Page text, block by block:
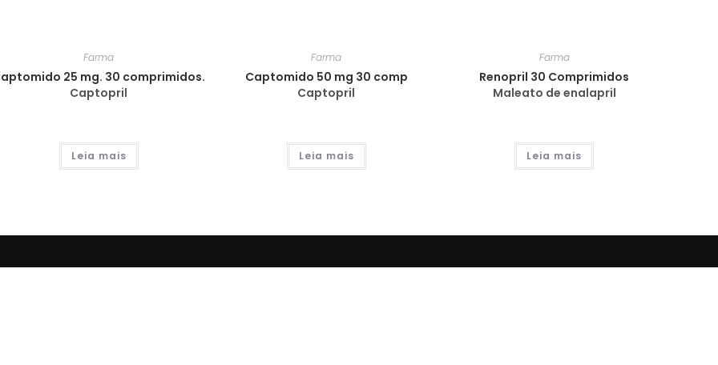
Farma
25 mg. 30 comprimidos.
Captopril
Leia mais
Farma
Captomido 50 mg 30 comp
Captopril
Leia mais
Farma
Renopril 30 Comprimidos
Maleato de enalapril
Leia mais